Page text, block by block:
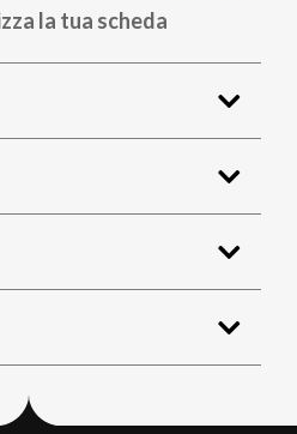
la tua scheda